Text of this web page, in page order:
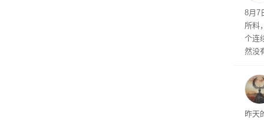
悄
8月7
所料
个连
然没
有
着——
线
昨天